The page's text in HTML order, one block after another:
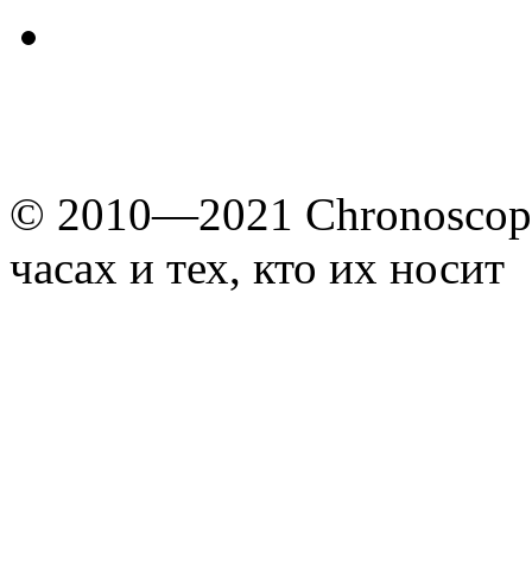
© 2010—2021
часах и тех, кто их носит